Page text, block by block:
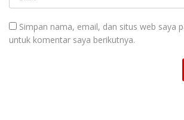
Simpan nama, email, dan situs web saya
untuk komentar saya berikutnya.